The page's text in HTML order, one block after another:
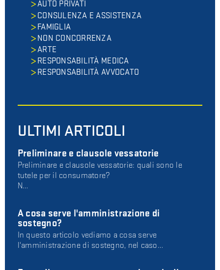
AUTO PRIVATI
CONSULENZA E ASSISTENZA
FAMIGLIA
NON CONCORRENZA
ARTE
RESPONSABILITÀ MEDICA
RESPONSABILITÀ AVVOCATO
ULTIMI ARTICOLI
Preliminare e clausole vessatorie
Preliminare e clausole vessatorie: quali sono le
tutele per il consumatore?
N…
A cosa serve l'amministrazione di
sostegno?
In questo articolo vediamo a cosa serve
l'amministrazione di sostegno, nel caso…